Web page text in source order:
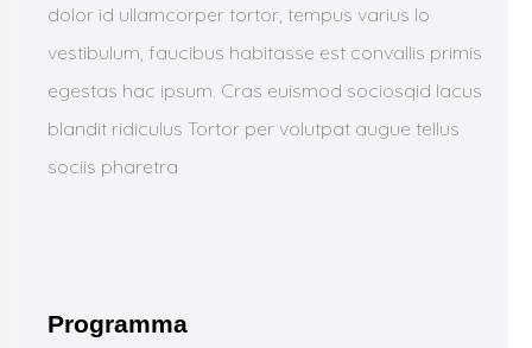
dolor id ullamcorper tortor, tempus varius lo
vestibulum, faucibus habitasse est convallis primis
egestas hac ipsum. Cras euismod sociosqid lacus
blandit ridiculus Tortor per volutpat augue tellus
sociis pharetra
Programma